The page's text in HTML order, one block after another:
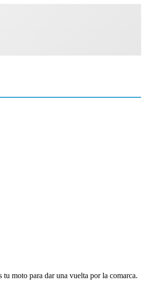
tu moto para dar una vuelta por la comarca.